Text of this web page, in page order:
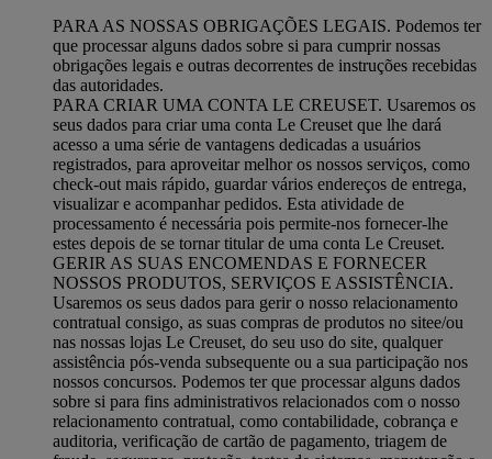
PARA AS NOSSAS OBRIGAÇÕES LEGAIS. Podemos ter
que processar alguns dados sobre si para cumprir nossas
obrigações legais e outras decorrentes de instruções recebidas
das autoridades.
PARA CRIAR UMA CONTA LE CREUSET. Usaremos os
seus dados para criar uma conta Le Creuset que lhe dará
acesso a uma série de vantagens dedicadas a usuários
registrados, para aproveitar melhor os nossos serviços, como
check-out mais rápido, guardar vários endereços de entrega,
visualizar e acompanhar pedidos. Esta atividade de
processamento é necessária pois permite-nos fornecer-lhe
estes depois de se tornar titular de uma conta Le Creuset.
GERIR AS SUAS ENCOMENDAS E FORNECER
NOSSOS PRODUTOS, SERVIÇOS E ASSISTÊNCIA.
Usaremos os seus dados para gerir o nosso relacionamento
contratual consigo, as suas compras de produtos no sitee/ou
nas nossas lojas Le Creuset, do seu uso do site, qualquer
assistência pós-venda subsequente ou a sua participação nos
nossos concursos. Podemos ter que processar alguns dados
sobre si para fins administrativos relacionados com o nosso
relacionamento contratual, como contabilidade, cobrança e
auditoria, verificação de cartão de pagamento, triagem de